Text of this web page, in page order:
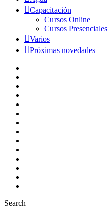
Capacitación
Cursos Online
Cursos Presenciales
Varios
Próximas novedades
Search